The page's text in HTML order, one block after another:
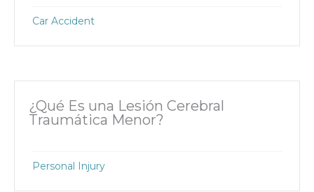
Car Accident
¿Qué Es una Lesión Cerebral
Traumática Menor?
Personal Injury